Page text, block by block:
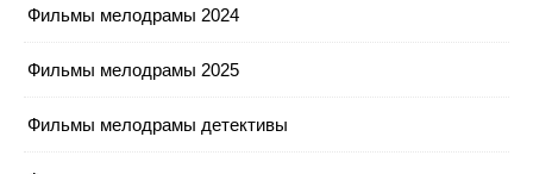
Фильмы мелодрамы 2024
Фильмы мелодрамы 2025
Фильмы мелодрамы детективы